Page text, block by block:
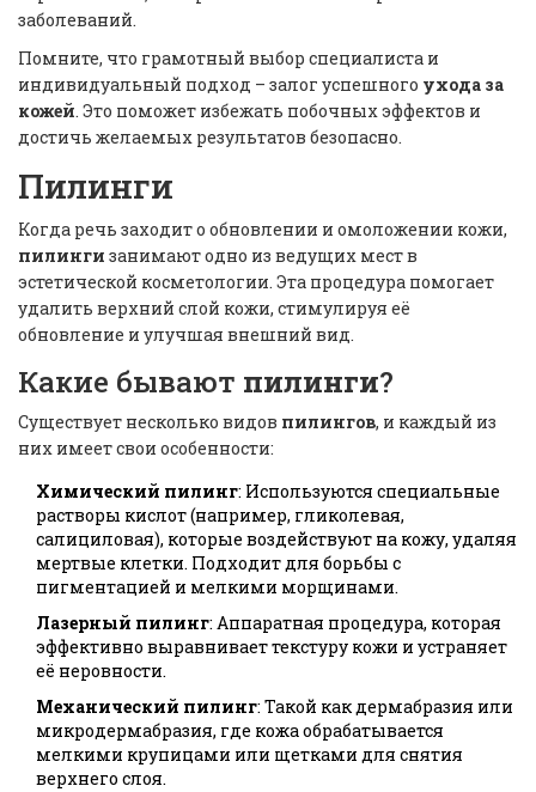
заболеваний.
Помните, что грамотный выбор специалиста и
индивидуальный подход – залог успешного ухода за
кожей. Это поможет избежать побочных эффектов и
достичь желаемых результатов безопасно.
Пилинги
Когда речь заходит о обновлении и омоложении кожи,
пилинги занимают одно из ведущих мест в
эстетической косметологии. Эта процедура помогает
удалить верхний слой кожи, стимулируя её
обновление и улучшая внешний вид.
Какие бывают пилинги?
Существует несколько видов пилингов, и каждый из
них имеет свои особенности:
Химический пилинг: Используются специальные
растворы кислот (например, гликолевая,
салициловая), которые воздействуют на кожу, удаляя
мертвые клетки. Подходит для борьбы с
пигментацией и мелкими морщинами.
Лазерный пилинг: Аппаратная процедура, которая
эффективно выравнивает текстуру кожи и устраняет
её неровности.
Механический пилинг: Такой как дермабразия или
микродермабразия, где кожа обрабатывается
мелкими крупицами или щетками для снятия
верхнего слоя.